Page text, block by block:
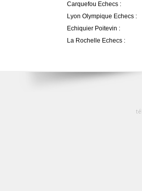
Carquefou Echecs :
Lyon Olympique Echecs :
Echiquier Poitevin :
La Rochelle Echecs :